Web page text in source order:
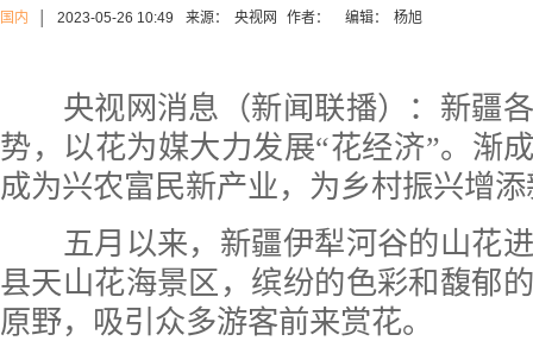
国内 2023-05-26 10:49 来源： 央视网 作者： 编辑： 杨旭
央视网消息（新闻联播）：新疆各
势，以花为媒大力发展“花经济”。渐
成为兴农富民新产业，为乡村振兴增
五月以来，新疆伊犁河谷的山花进
县天山花海景区，缤纷的色彩和馥郁
原野，吸引众多游客前来赏花。